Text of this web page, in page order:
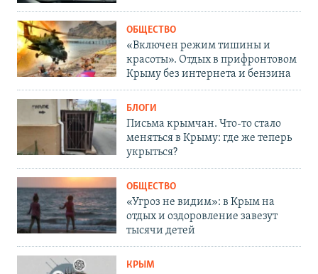
ОБЩЕСТВО
«Включен режим тишины и
красоты». Отдых в прифронтовом
Крыму без интернета и бензина
БЛОГИ
Письма крымчан. Что-то стало
меняться в Крыму: где же теперь
укрыться?
ОБЩЕСТВО
«Угроз не видим»: в Крым на
отдых и оздоровление завезут
тысячи детей
КРЫМ